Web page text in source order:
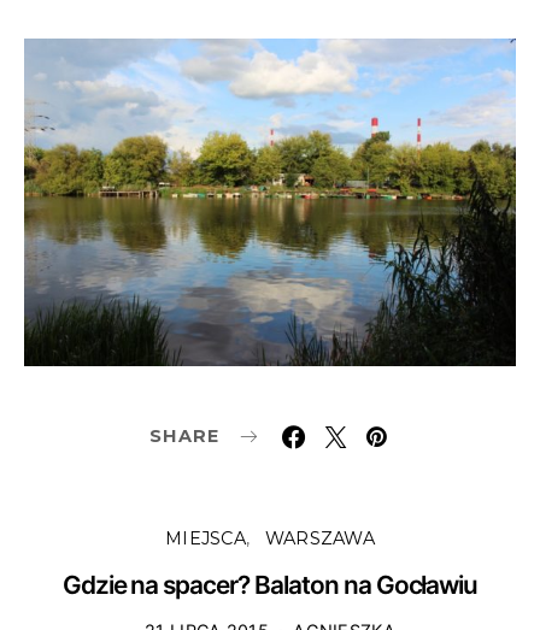
SHARE
MIEJSCA WARSZAWA
Gdzie na spacer? Balaton na Gocławiu